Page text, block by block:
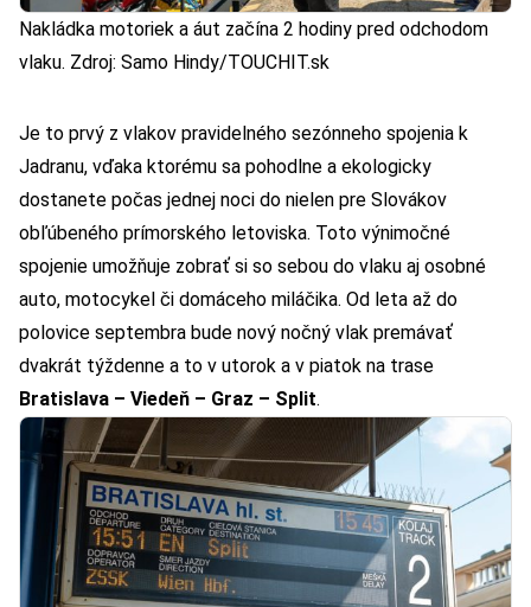
Nakládka motoriek a áut začína 2 hodiny pred odchodom
vlaku. Zdroj: Samo Hindy/TOUCHIT.sk
Je to prvý z vlakov pravidelného sezónneho spojenia k
Jadranu, vďaka ktorému sa pohodlne a ekologicky
dostanete počas jednej noci do nielen pre Slovákov
obľúbeného prímorského letoviska. Toto výnimočné
spojenie umožňuje zobrať si so sebou do vlaku aj osobné
auto, motocykel či domáceho miláčika. Od leta až do
polovice septembra bude nový nočný vlak premávať
dvakrát týždenne a to v utorok a v piatok na trase
Bratislava – Viedeň – Graz – Split.